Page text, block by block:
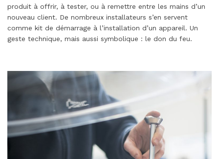
produit à offrir, à tester, ou à remettre entre les mains d’un
nouveau client. De nombreux installateurs s’en servent
comme kit de démarrage à l’installation d’un appareil. Un
geste technique, mais aussi symbolique : le don du feu.